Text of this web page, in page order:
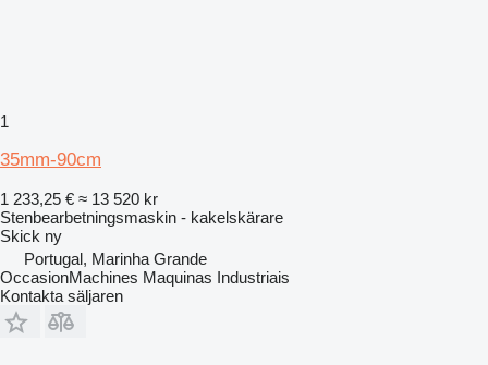
1
35mm-90cm
1 233,25 € ≈ 13 520 kr
Stenbearbetningsmaskin - kakelskärare
Skick ny
Portugal, Marinha Grande
OccasionMachines Maquinas Industriais
Kontakta säljaren